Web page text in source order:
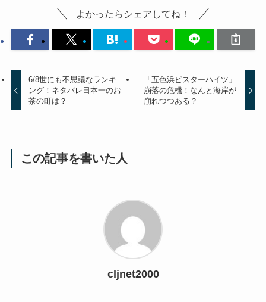
よかったらシェアしてね！
6/8世にも不思議なランキ
ング！ネタバレ日本一のお
茶の町は？
「五色浜ビスターハイツ」
崩落の危機！なんと海岸が
崩れつつある？
この記事を書いた人
cljnet2000